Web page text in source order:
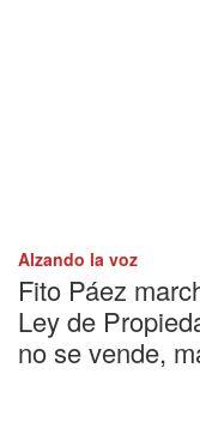
Alzando la voz
Fito Páez
Ley de
no se vende,